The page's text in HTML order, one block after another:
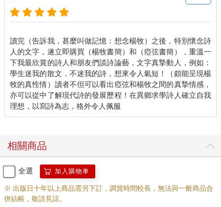
讀完（告訴我，甚麼叫做記憶：想念楊牧）之後，特別懷念詩
人的文字，遂立即購買（楊牧書簡）和（瘂弦書簡），重溫一
下我最欣賞的詩人和朋友們談詩論藝，文字真摯動人，例如：
學生迷我的散文，不迷我的詩，想來令人氣短！（頗能呈現楊
牧的真性情）讀者不但可以看出瘂弦和楊牧之間的真摯情感，
亦可以從中了解現代詩的發展歷程！在異鄉求學詩人確立自我
相關商品
全選 加入購物車
※ 出版日十年以上商品需另下訂，調貨時間較長，無法與一般商品合
併結帳，敬請見諒。